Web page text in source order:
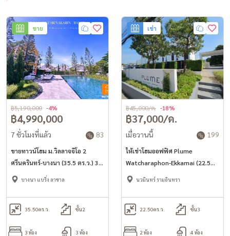
ขาย
฿4,990,000
฿5,190,000 -4%
7 ชั่วโมงที่แล้ว 83
ขายทาวน์โฮม ม.วิลลาจจิโอ 2
ศรีนครินทร์-บางนา (35.5 ตร.ว.) 3
นอน 3 น้ำ ใกล้เมกาบางนา
บางนา แบริ่ง ลาซาล
35.50ตร.ว. ชั้น2
3 ห้อง 3 ห้อง
เช่า
฿37,000/ด.
฿45,000/ด. -18%
เมื่อวานนี้ 199
ให้เช่าโฮมออฟฟิศ Plume
Watcharaphon-Ekkamai (22.5
ตร.ว.) ใกล้ 5แยกวัชรพล ตกแต่ง
นวมินทร์ รามอินทรา
22.50ตร.ว. ชั้น3
2 ห้อง 4 ห้อง